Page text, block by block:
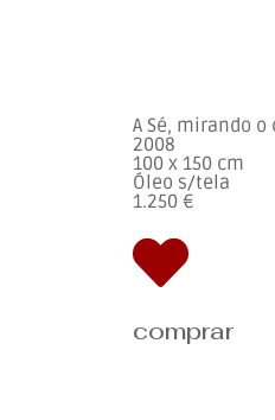
A Sé, mirando o
2008
100 x 150 cm
Óleo s/tela
1.250 €
comprar